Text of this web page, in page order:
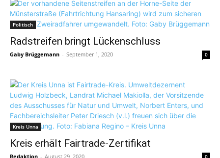
Politisch
Radstreifen bringt Lückenschluss
Gaby Brüggemann - September 1, 2020 0
Kreis Unna
Kreis erhält Fairtrade-Zertifikat
Redaktion - August 29, 2020 0